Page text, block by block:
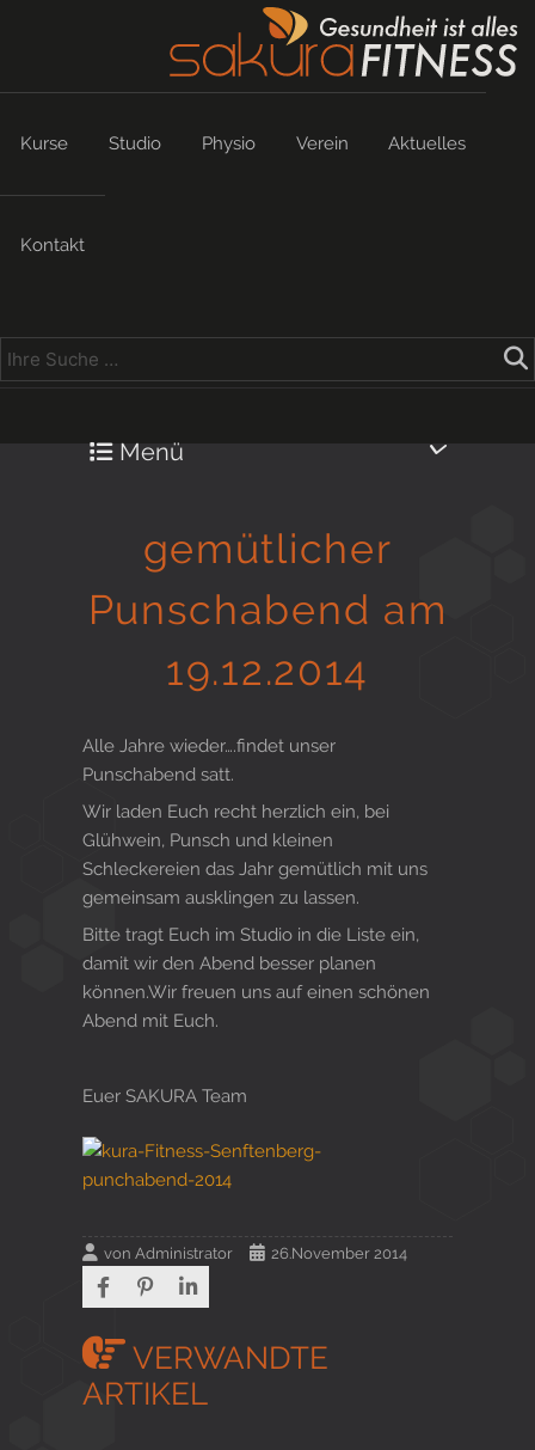
Kurse Studio Physio Verein Aktuelles
Kontakt
Menü
Gesund in Form
Sauna- und Freizeitcenter
Aktiv für Ihre Gesundheit
Gesunde Ernährungsberatung
gemütlicher
Punschabend am
19.12.2014
Alle Jahre wieder….findet unser
Punschabend satt.
Wir laden Euch recht herzlich ein, bei
Glühwein, Punsch und kleinen
Schleckereien das Jahr gemütlich mit uns
gemeinsam ausklingen zu lassen.
Bitte tragt Euch im Studio in die Liste ein,
damit wir den Abend besser planen
können.Wir freuen uns auf einen schönen
Abend mit Euch.
Euer SAKURA Team
von Administrator 26.November 2014
VERWANDTE
ARTIKEL